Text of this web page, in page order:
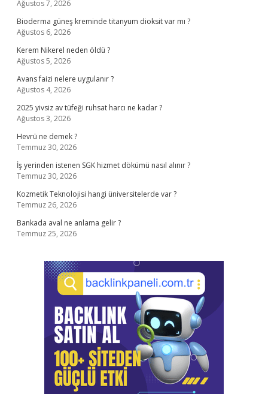
Ağustos 7, 2026
Bioderma güneş kreminde titanyum dioksit var mı ?
Ağustos 6, 2026
Kerem Nikerel neden öldü ?
Ağustos 5, 2026
Avans faizi nelere uygulanır ?
Ağustos 4, 2026
2025 yivsiz av tüfeği ruhsat harcı ne kadar ?
Ağustos 3, 2026
Hevrü ne demek ?
Temmuz 30, 2026
İş yerinden istenen SGK hizmet dökümü nasıl alınır ?
Temmuz 30, 2026
Kozmetik Teknolojisi hangi üniversitelerde var ?
Temmuz 26, 2026
Bankada aval ne anlama gelir ?
Temmuz 25, 2026